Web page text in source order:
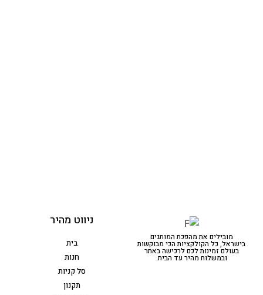
מובילים את מהפכת המותגים
בישראל, כל הקולקציות הכי מבוקשות
בעולם זמינות לכם לרכישה באתר
ובמשלוח מהיר עד הבית.
ניווט מהיר
בית
חנות
סל קניות
תקנון